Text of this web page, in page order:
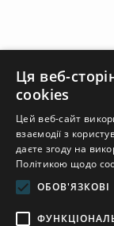
©
Ця веб-
cookies
Цей веб-сайт
взаємодії з
даєте згоду на
Політикою щодо
ОБОВ'ЯЗКОВІ